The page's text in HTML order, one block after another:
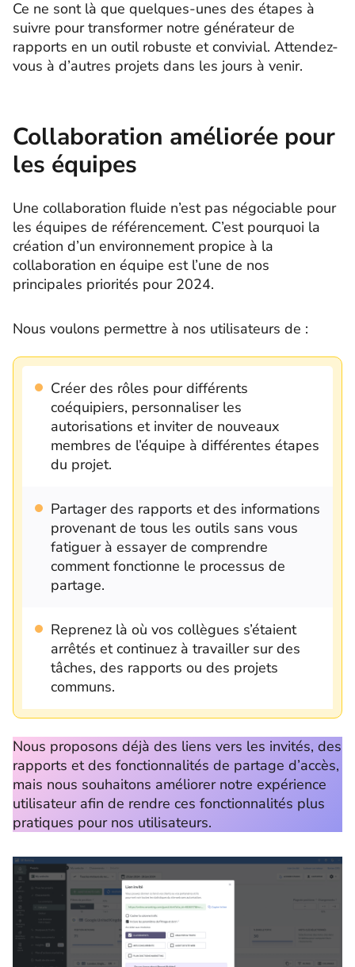
Ce ne sont là que quelques-unes des étapes à
suivre pour transformer notre générateur de
rapports en un outil robuste et convivial. Attendez-
vous à d’autres projets dans les jours à venir.
Collaboration améliorée pour
les équipes
Une collaboration fluide n’est pas négociable pour
les équipes de référencement. C’est pourquoi la
création d’un environnement propice à la
collaboration en équipe est l’une de nos
principales priorités pour 2024.
Nous voulons permettre à nos utilisateurs de :
Créer des rôles pour différents
coéquipiers, personnaliser les
autorisations et inviter de nouveaux
membres de l’équipe à différentes étapes
du projet.
Partager des rapports et des informations
provenant de tous les outils sans vous
fatiguer à essayer de comprendre
comment fonctionne le processus de
partage.
Reprenez là où vos collègues s’étaient
arrêtés et continuez à travailler sur des
tâches, des rapports ou des projets
communs.
Nous proposons déjà des liens vers les invités, des
rapports et des fonctionnalités de partage d’accès,
mais nous souhaitons améliorer notre expérience
utilisateur afin de rendre ces fonctionnalités plus
pratiques pour nos utilisateurs.